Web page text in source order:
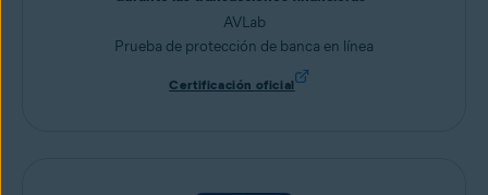
AVLab
Prueba de protección de banca en línea
Certificación oficial